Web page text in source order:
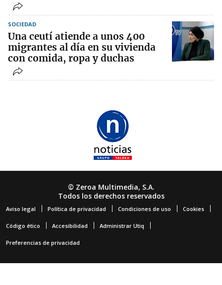
SOCIEDAD
Una ceutí atiende a unos 400
migrantes al día en su vivienda
con comida, ropa y duchas
© Zeroa Multimedia, S.A.
Todos los derechos reservados
Aviso legal Política de privacidad Condiciones de uso Cookies
Código ético Accesibilidad Administrar Utiq
Preferencias de privacidad